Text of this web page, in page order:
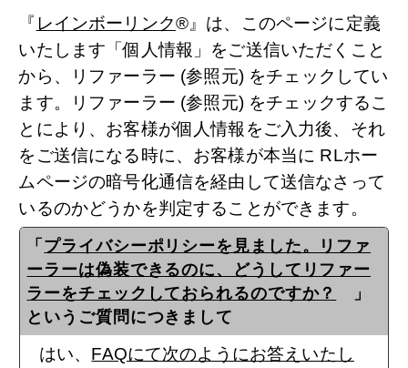
『 レインボーリンク®』は、このページに定義
いたします「個人情報」をご送信いただくこと
から、リファーラー (参照元) をチェックしてい
ます。リファーラー (参照元) をチェックするこ
とにより、お客様が個人情報をご入力後、それ
をご送信になる時に、お客様が本当に RLホー
ムページの暗号化通信を経由して送信なさって
いるのかどうかを判定することができます。
「 プライバシーポリシーを見ました。リファ
ーラーは偽装できるのに、どうしてリファー
ラーをチェックしておられるのですか？
」
というご質問につきまして
はい、 FAQにて次のようにお答えいたし